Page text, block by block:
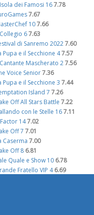
dei Famosi 16 7.78
7.67
10 7.66
6 7.63
di Sanremo 2022 7.60
Pupa e il Secchione 47.57
Mascherato 2 7.56
Voice Senior 7.36
Pupa e il Secchione 3 7.44
Island 7 7.26
Off All Stars Battle 7.22
con le Stelle 16 7.11
147.02
Off 7 7.01
Caserma 7.00
Off 8 6.81
Quale e Show 10 6.78
Fratello VIP 4 6.69